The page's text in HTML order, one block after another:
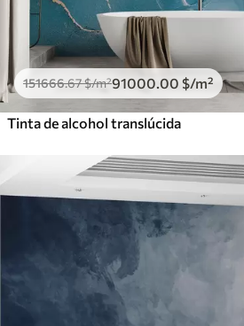
151666.67$/m²91000 .00 $/m²
Tinta de alcohol translúcida